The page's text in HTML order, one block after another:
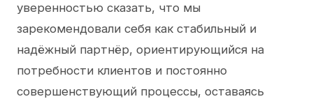
уверенностью сказать, что мы
зарекомендовали себя как стабильный и
надёжный партнёр, ориентирующийся на
потребности клиентов и постоянно
совершенствующий процессы, оставаясь